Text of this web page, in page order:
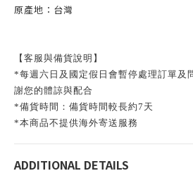
原產地：台灣
【客服與備貨說明】
*每週六日及國定假日會暫停處理訂單及
謝您的體諒與配合
*備貨時間：備貨時間較長約7天
*本商品不提供海外寄送服務
ADDITIONAL DETAILS